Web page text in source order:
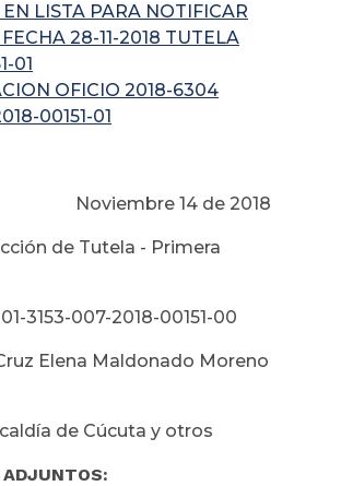
LISTA PARA NOTIFICAR
28-11-2018 TUTELA
01
OFICIO 2018-6304
00151-01
Noviembre 14 de 2018
de Tutela - Primera
3153-007-2018-00151-00
Elena Maldonado Moreno
de Cúcuta y otros